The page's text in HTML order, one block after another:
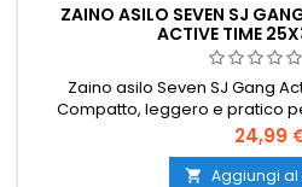
ZAINO ASILO SEVEN SJ
ACTIVE TIME
Zaino asilo Seven SJ Gang
Compatto, leggero e pratico
cappuccio antipioggia
libero e uscite
Prezzo
24,99
 Aggiungi al